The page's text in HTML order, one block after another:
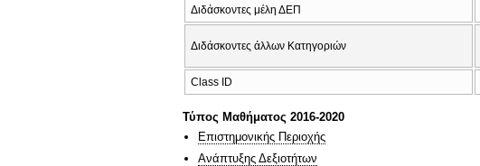
Διδάσκοντες μέλη ΔΕΠ
Διδάσκοντες άλλων Κατηγοριών
Class ID
Τύπος Μαθήματος 2016-2020
Επιστημονικής Περιοχής
Ανάπτυξης Δεξιοτήτων